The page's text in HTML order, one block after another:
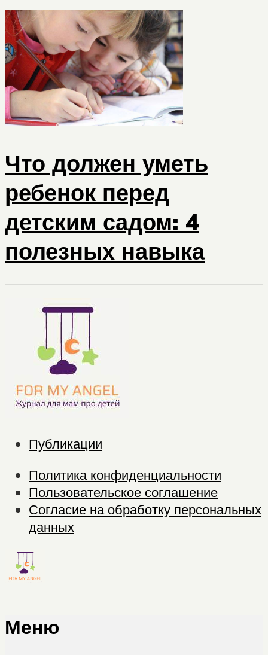
Что должен уметь
ребенок перед
детским садом: 4
полезных навыка
Публикации
Политика конфиденциальности
Пользовательское соглашение
Согласие на обработку персональных
данных
Меню